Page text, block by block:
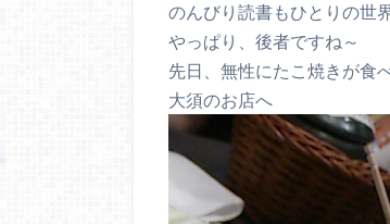
のんびり読書もひとりの世
やっぱり、後者ですね～
先日、無性にたこ焼きが食
大須のお店へ